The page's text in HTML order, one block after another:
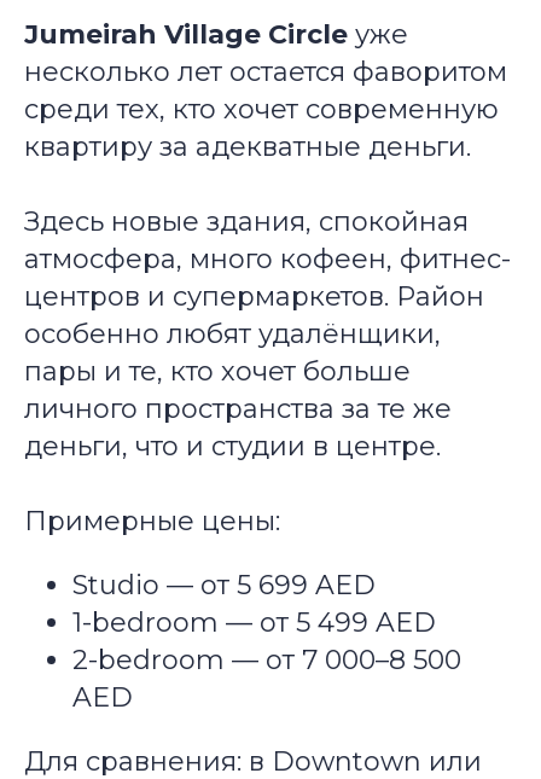
Jumeirah Village Circle уже
несколько лет остается фаворитом
среди тех, кто хочет современную
квартиру за адекватные деньги.
Здесь новые здания, спокойная
атмосфера, много кофеен, фитнес-
центров и супермаркетов. Район
особенно любят удалёнщики,
пары и те, кто хочет больше
личного пространства за те же
деньги, что и студии в центре.
Примерные цены:
Studio — от 5 699 AED
1-bedroom — от 5 499 AED
2-bedroom — от 7 000–8 500
AED
Для сравнения: в Downtown или